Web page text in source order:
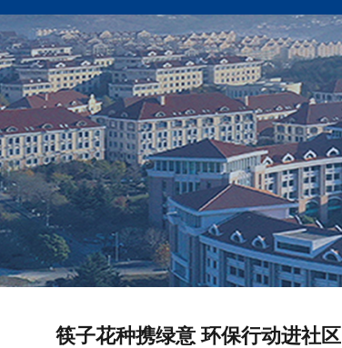
筷子花种携绿意 环保行动进社区